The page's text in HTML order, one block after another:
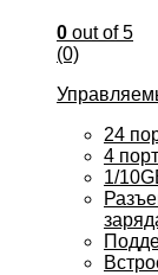
0 out of 5
(0)
24
4
1/